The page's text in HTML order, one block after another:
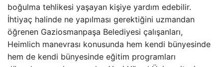
boğulma tehlikesi yaşayan kişiye yardım edebilir.
İhtiyaç halinde ne yapılması gerektiğini uzmandan
öğrenen Gaziosmanpaşa Belediyesi çalışanları,
Heimlich manevrası konusunda hem kendi bünyesinde
hem de kendi bünyesinde eğitim programları